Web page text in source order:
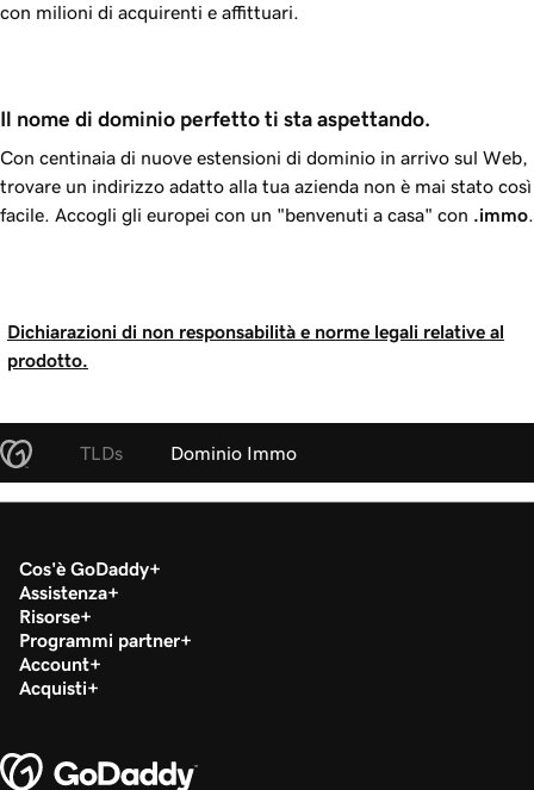
con milioni di acquirenti e affittuari.
Il nome di dominio perfetto ti sta aspettando.
Con centinaia di nuove estensioni di dominio in arrivo sul Web,
trovare un indirizzo adatto alla tua azienda non è mai stato così
facile. Accogli gli europei con un "benvenuti a casa" con .immo
Dichiarazioni di non responsabilità e norme legali relative al
prodotto.
TLDs Dominio Immo
Cos'è GoDaddy
Assistenza
Risorse
Programmi partner
Account
Acquisti